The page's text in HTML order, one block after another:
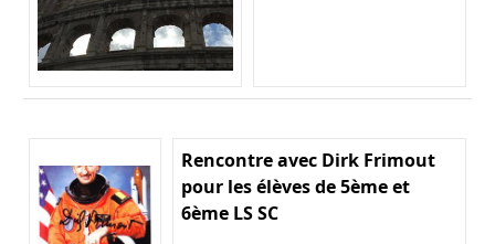
Rencontre avec Dirk Frimout
pour les élèves de 5ème et
6ème LS SC